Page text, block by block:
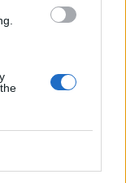
vääntö –
MM-finaaliin!